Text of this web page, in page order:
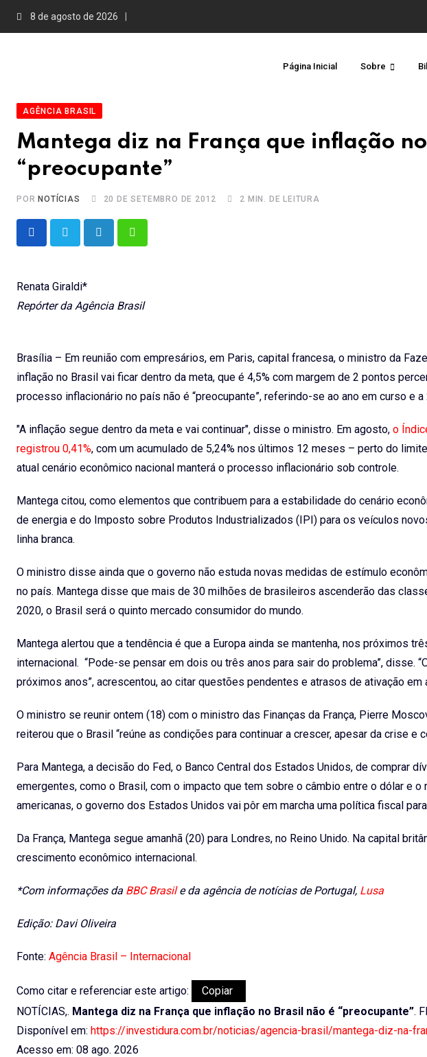
8 de agosto de 2026
Página Inicial Sobre
AGÊNCIA BRASIL
Mantega diz na França que inflação
“preocupante”
PORNOTÍCIAS 20 DE SETEMBRO DE 2012 2 MIN. DE LEITURA
LinkedInWhatsapp
Renata Giraldi*
Repórter da Agência Brasil
Brasília – Em reunião com empresários, em Paris, capital francesa, o ministro da
inflação no Brasil vai ficar dentro da meta, que é 4,5% com margem de 2 pontos
processo inflacionário no país não é “preocupante”, referindo-se ao ano em curso e a
"A inflação segue dentro da meta e vai continuar", disse o ministro. Em agosto, o
registrou 0,41%, com um acumulado de 5,24% nos últimos 12 meses – perto do
atual cenário econômico nacional manterá o processo inflacionário sob controle.
Mantega citou, como elementos que contribuem para a estabilidade do cenário
de energia e do Imposto sobre Produtos Industrializados (IPI) para os veículos
linha branca.
O ministro disse ainda que o governo não estuda novas medidas de estímulo
no país. Mantega disse que mais de 30 milhões de brasileiros ascenderão das
2020, o Brasil será o quinto mercado consumidor do mundo.
Mantega alertou que a tendência é que a Europa ainda se mantenha, nos próximos
internacional. “Pode-se pensar em dois ou três anos para sair do problema”, disse.
próximos anos”, acrescentou, ao citar questões pendentes e atrasos de ativação
O ministro se reunir ontem (18) com o ministro das Finanças da França, Pierre
reiterou que o Brasil “reúne as condições para continuar a crescer, apesar da crise e
Para Mantega, a decisão do Fed, o Banco Central dos Estados Unidos, de comprar
emergentes, como o Brasil, com o impacto que tem sobre o câmbio entre o dólar e
americanas, o governo dos Estados Unidos vai pôr em marcha uma política fiscal
Da França, Mantega segue amanhã (20) para Londres, no Reino Unido. Na capital
crescimento econômico internacional.
*Com informações da BBC Brasile da agência de notícias de Portugal, Lusa
Edição: Davi Oliveira
Fonte: Agência Brasil – Internacional
Como citar e referenciar este artigo:
Copiar
NOTÍCIAS,. Mantega diz na França que inflação no Brasil não é “preocupante”.
Disponível em: https://investidura.com.br/noticias/agencia-brasil/mantega-diz-na-
Acesso em: 08 ago. 2026